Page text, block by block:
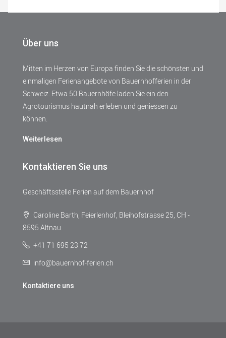
Über uns
Mitten im Herzen von Europa finden Sie die schönsten und
einmaligen Ferienangebote von Bauernhofferien in der
Schweiz. Etwa 50 Bauernhöfe laden Sie ein den
Agrotourismus hautnah erleben und geniessen zu
können.
Weiterlesen
Kontaktieren Sie uns
Geschäftsstelle Ferien auf dem Bauernhof
Caroline Barth, Feierlenhof, Bleihofstrasse 25, CH -
8595 Altnau
+41 71 695 23 72
info@bauernhof-ferien.ch
Kontaktiere uns